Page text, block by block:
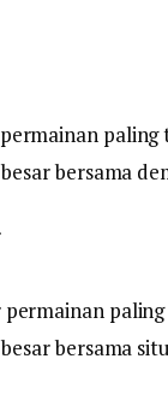
paling
bersama
bersama